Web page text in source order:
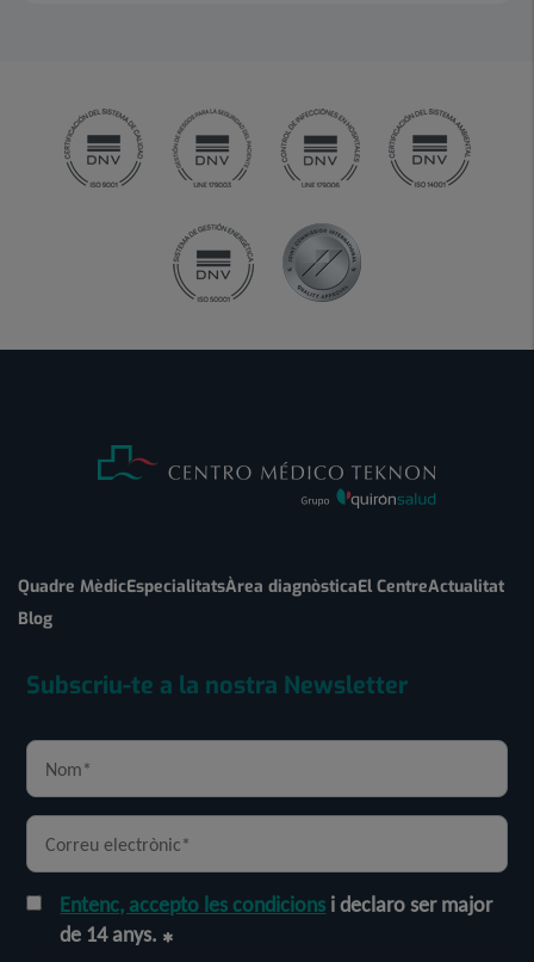
Quadre MèdicEspecialitatsÀrea diagnòsticaEl CentreActualitat
Blog
Subscriu-te a la nostra Newsletter
Entenc, accepto les condicions i declaro ser major
de 14 anys.